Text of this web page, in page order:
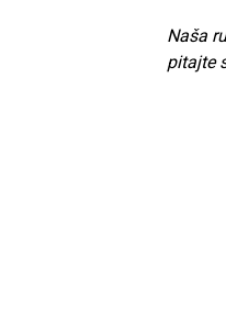
Naša
pitajte